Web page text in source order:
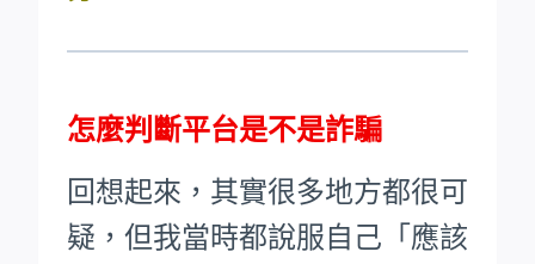
怎麼判斷平台是不是詐騙
回想起來，其實很多地方都很可
疑，但我當時都說服自己「應該